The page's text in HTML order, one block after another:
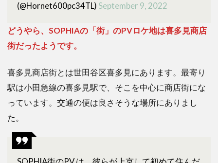
(@Hornet600pc34TL)September 9, 2022
どうやら、SOPHIAの「街」のPVロケ地は喜多見商店
街だったようです。
喜多見商店街とは世田谷区喜多見にあります。最寄り
駅は小田急線の喜多見駅で、そこを中心に商店街にな
っています。交通の便は良さそうな場所にありまし
た。